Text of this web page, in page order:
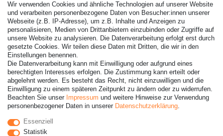
© Copyright 2026 | Alle Rechte vorbehalten. - Alle Rechte
vorbehalten. Preisangaben inkl. gesetzl. 19% MwSt. |
Grundpreise siehe Artikeldetail | *Gilt für Lieferungen nach
Deutschland!
Wir verwenden Cookies und ähnliche Technologien auf unserer Website
und verarbeiten personenbezogene Daten von Besucher:innen unserer
Webseite (z.B. IP-Adresse), um z.B. Inhalte und Anzeigen zu
personalisieren, Medien von Drittanbietern einzubinden oder Zugriffe auf
unsere Website zu analysieren. Die Datenverarbeitung erfolgt erst durch
gesetzte Cookies. Wir teilen diese Daten mit Dritten, die wir in den
Einstellungen benennen.
Die Datenverarbeitung kann mit Einwilligung oder aufgrund eines
berechtigten Interesses erfolgen. Die Zustimmung kann erteilt oder
abgelehnt werden. Es besteht das Recht, nicht einzuwilligen und die
Einwilligung zu einem späteren Zeitpunkt zu ändern oder zu widerrufen.
Beachten Sie unser Impressum und weitere Hinweise zur Verwendung
personenbezogener Daten in unserer Daten­schutz­erklärung.
Essenziell
Statistik